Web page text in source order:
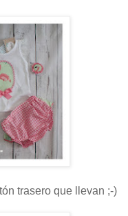
trasero que llevan ;-)